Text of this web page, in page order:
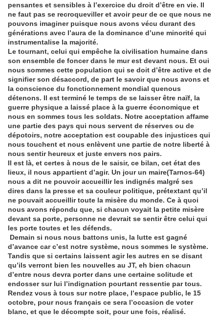
pensantes et sensibles à l’exercice du droit d’être en vie. Il
ne faut pas se recroqueviller et avoir peur de ce que nous ne
pouvons imaginer puisque nous avons vécu durant des
générations avec l’aura de la dominance d’une minorité qui
instrumentalise la majorité.
Le tournant, celui qui empêche la civilisation humaine dans
son ensemble de foncer dans le mur est devant nous. Et oui
nous sommes cette population qui se doit d’être active et de
signifier son désaccord, de part le savoir que nous avons et
la conscience du fonctionnement mondial quenous
détenons. Il est terminé le temps de se laisser être naïf, la
guerre physique a laissé place à la guerre économique et
nous en sommes tous les soldats. Notre acceptation affame
une partie des pays qui nous servent de réserves ou de
dépotoirs, notre acceptation est coupable des injustices qui
nous touchent et nous enlèvent une partie de notre liberté à
nous sentir heureux et juste envers nos pairs.
Il est là, et certes à nous de le saisir, ce bilan, cet état des
lieux, il nous appartient d’agir. Un jour un maire(Tarnos-64)
nous a dit ne pouvoir accueillir les indignés malgré ses
dires dans la presse et sa couleur politique, prétextant qu’il
ne pouvait accueillir toute la misère du monde. Ce à quoi
nous avons répondu que, si chacun voyait la petite misère
devant sa porte, personne ne devrait se sentir être celui qui
les porte toutes et les défends.
Demain si nous nous battons unis, la lutte est gagné
d’avance car c’est notre système, nous sommes le système.
Tandis que si certains laissent agir les autres en se disant
qu’ils verront bien les nouvelles au JT, eh bien chacun
d’entre nous devra porter dans une certaine solitude et
endosser sur lui l’indignation pourtant ressentie par tous.
Rendez vous à tous sur notre place, l’espace public, le 15
octobre, pour nous français ce sera l’occasion de voter
blanc, et que le décompte soit, pour une fois, réalisé.